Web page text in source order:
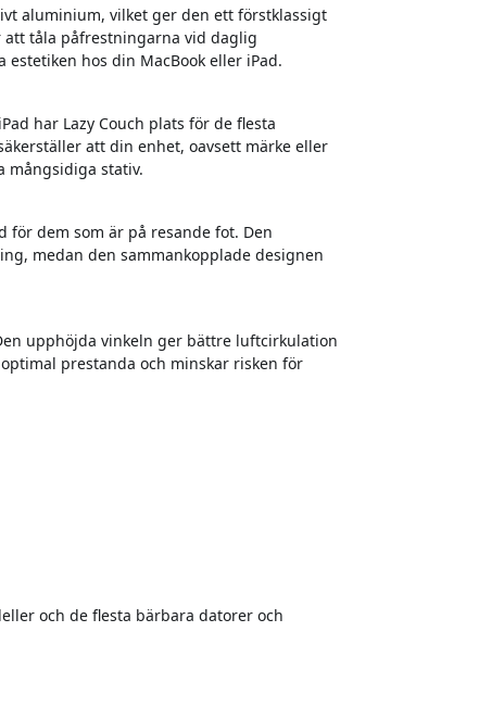
aluminium, vilket ger den ett förstklassigt
tåla påfrestningarna vid daglig
hos din MacBook eller iPad.
har Lazy Couch plats för de flesta
att din enhet, oavsett märke eller
mångsidiga stativ.
för dem som är på resande fot. Den
medan den sammankopplade designen
upphöjda vinkeln ger bättre luftcirkulation
prestanda och minskar risken för
och de flesta bärbara datorer och